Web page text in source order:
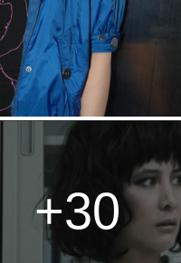
+30